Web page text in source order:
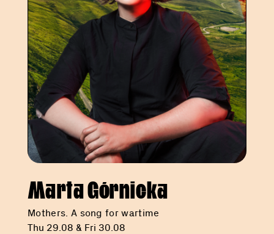
Marta Górnicka
Mothers. A song for wartime
Thu 29.08 & Fri 30.08